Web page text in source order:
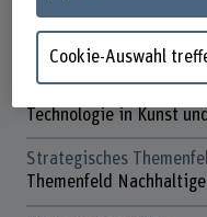
Institut Materialität in
Technologie in Kunst
Strategisches
Themenfeld
Cookie-Auswahl